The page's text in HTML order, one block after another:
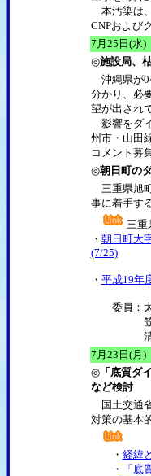
本汚染は
CNPおよび
7月25日(水)
◎施設局、
沖縄県が
分かり、必
望が出され
影響をダ
州市・山田
コメント募
◎朝日町の
三重県旭
事に着手す
三重
・ 朝日町大
(7/25)
・ 平成19年
委員：太
笠倉忠夫
清水芳久
7月23日(月)
◎「底質ダ
など検討
国土交通
対策の基本
・ 経緯
・
「底